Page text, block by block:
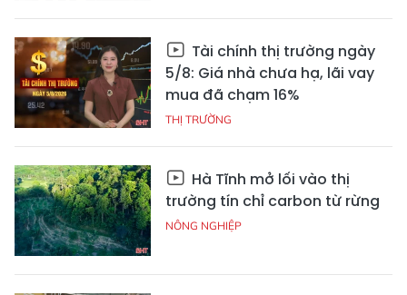
Tài chính thị trường ngày
5/8: Giá nhà chưa hạ, lãi vay
mua đã chạm 16%
THỊ TRƯỜNG
Hà Tĩnh mở lối vào thị
trường tín chỉ carbon từ rừng
NÔNG NGHIỆP